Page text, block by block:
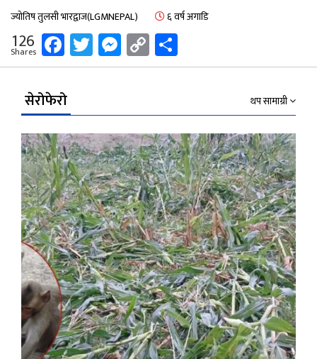
ज्योतिष तुलसी भारद्वाज(LGMNEPAL) ६ वर्ष अगाडि
126
Shares Facebook
Twitter
Messenger
Copy
Link
सेरोफेरो थप सामाग्री